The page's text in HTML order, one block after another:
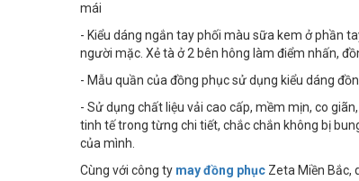
mái
- Kiểu dáng ngắn tay phối màu sữa kem ở phần
người mặc. Xẻ tà ở 2 bên hông làm điểm nhấn,
- Mẫu quần của đồng phục sử dụng kiểu dáng
- Sử dụng chất liệu vải cao cấp, mềm mịn, co
tinh tế trong từng chi tiết, chắc chắn không bị
của mình.
Cùng với công ty may đồng phục Zeta Miền Bắc,